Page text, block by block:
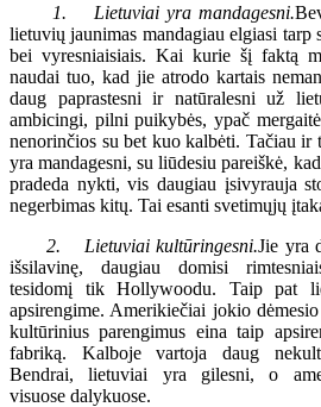
1. Lietuviai yra mandagesni.
lietuvių jaunimas mandagiau elgiasi tarp
bei vyresniaisiais. Kai kurie šį faktą
naudai tuo, kad jie atrodo kartais
daug paprastesni ir natūralesni už
ambicingi, pilni puikybės, ypač
nenorinčios su bet kuo kalbėti. Tačiau
yra mandagesni, su liūdesiu pareiškė,
pradeda nykti, vis daugiau įsivyrauja
negerbimas kitų. Tai esanti svetimųjų
2. Lietuviai kultūringesni.Jie yra
išsilavinę, daugiau domisi
tesidomį tik Hollywoodu. Taip pat
apsirengime. Amerikiečiai jokio
kultūrinius parengimus eina taip
fabriką. Kalboje vartoja daug
Bendrai, lietuviai yra gilesni, o
visuose dalykuose.